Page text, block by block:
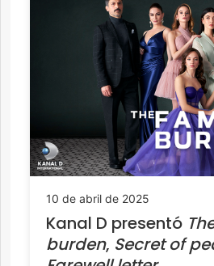
10 de abril de 2025
Kanal D presentó
burden, Secret of